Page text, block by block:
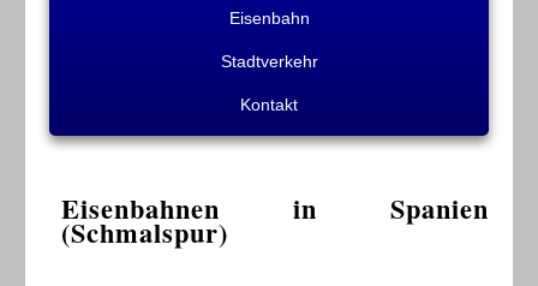
Eisenbahn
Stadtverkehr
Kontakt
Eisenbahnen in Spanien
(Schmalspur)